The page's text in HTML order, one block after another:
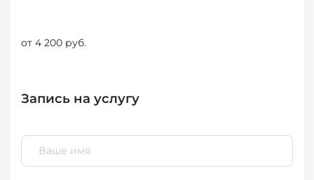
от 4 200 руб.
Запись на услугу